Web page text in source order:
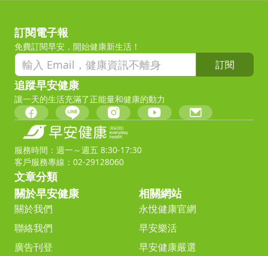
訂閱電子報
免費訂閱早安，開始健康新生活！
訂閱
追蹤早安健康
讓一天的生活充滿了正能量和健康的動力
服務時間：週一～週五 8:30-17:30
客戶服務專線：02-29128060
文章分類
關於早安健康
關於我們
聯絡我們
廣告刊登
相關網站
永悅健康官網
早安樂活
早安健康嚴選